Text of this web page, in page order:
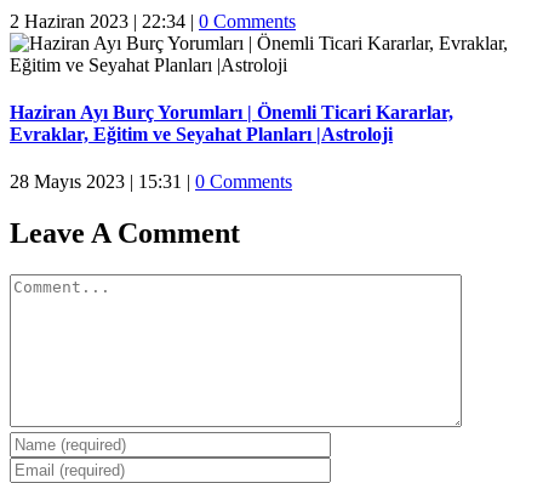
2 Haziran 2023 | 22:34 | 0 Comments
Haziran Ayı Burç Yorumları | Önemli Ticari Kararlar,
Evraklar, Eğitim ve Seyahat Planları |Astroloji
28 Mayıs 2023 | 15:31 | 0 Comments
Leave A Comment
Comment